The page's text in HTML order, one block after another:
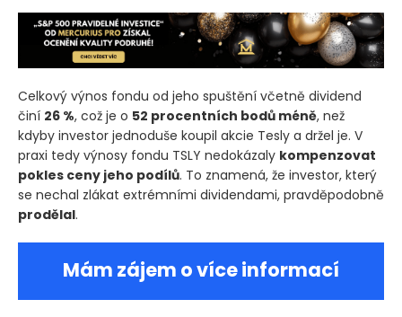
Celkový výnos fondu od jeho spuštění včetně dividend
činí 26 %, což je o 52 procentních bodů méně, než
kdyby investor jednoduše koupil akcie Tesly a držel je. V
praxi tedy výnosy fondu TSLY nedokázaly kompenzovat
pokles ceny jeho podílů. To znamená, že investor, který
se nechal zlákat extrémními dividendami, pravděpodobně
prodělal.
Mám zájem o více informací